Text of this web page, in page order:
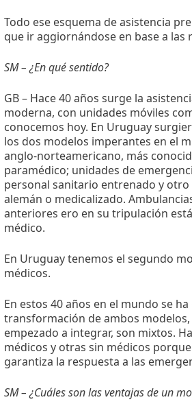
Todo ese esquema de asistencia
que ir aggiornándose en base a las
SM – ¿En qué sentido?
GB – Hace 40 años surge la
moderna, con unidades móviles
conocemos hoy. En Uruguay
los dos modelos imperantes en el
anglo-norteamericano, más
paramédico; unidades de
personal sanitario entrenado y
alemán o medicalizado.
anteriores ero en su tripulación
médico.
En Uruguay tenemos el segundo
médicos.
En estos 40 años en el mundo se
transformación de ambos modelos,
empezado a integrar, son mixtos.
médicos y otras sin médicos
garantiza la respuesta a las
SM – ¿Cuáles son las ventajas de un